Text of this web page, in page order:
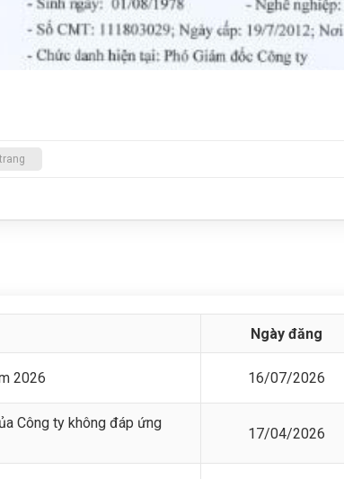
Ngày đăng
2026 16/07/2026
Công ty không đáp ứng
17/04/2026